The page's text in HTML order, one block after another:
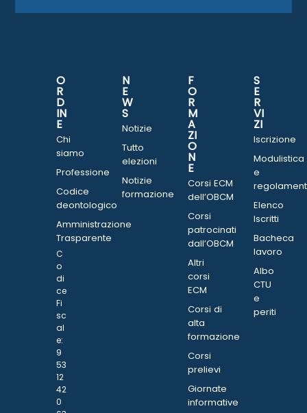
O
R
D
IN
E
Chi
siamo
Professione
Codice
deontologico
Amministrazione
Trasparente
C
o
di
ce
Fi
sc
al
e:
9
53
12
42
0
N
E
W
S
Notizie
Tutto
elezioni
Notizie
formazione
F
O
R
M
A
ZI
O
N
E
Corsi ECM
dell’OBCM
Corsi
patrocinati
dall’OBCM
Altri
corsi
ECM
Corsi di
alta
formazione
Corsi
prelievi
Giornate
informative
S
E
R
VI
ZI
Iscrizione
Modulistica
e
Elenco
Iscritti
Bacheca
lavoro
Albo
CTU
e
periti